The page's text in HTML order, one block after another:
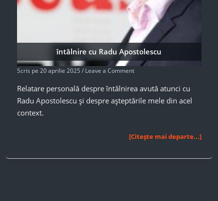
întâlnire cu Radu Apostolescu
Scris pe 20 aprilie 2025 / Leave a Comment
Relatare personală despre întâlnirea avută atunci cu
Radu Apostolescu și despre așteptările mele din acel
context.
întâlnire
[Citește mai departe...]